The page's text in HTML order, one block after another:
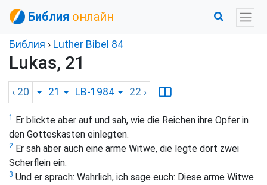
Библия онлайн
Библия › Luther Bibel 84
Lukas, 21
‹ 20 21 LB-1984 22 ›
1
Er blickte aber auf und sah, wie die Reichen ihre Opfer in
den Gotteskasten einlegten.
2 Er sah aber auch eine arme Witwe, die legte dort zwei
Scherflein ein.
3 Und er sprach: Wahrlich, ich sage euch: Diese arme Witwe